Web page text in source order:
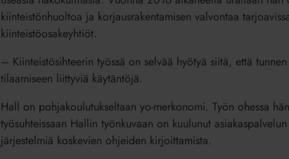
kiinteistönhuoltoa ja korjausrakentamisen valvontaa
kiinteistöosakeyhtiöt.
– Kiinteistösihteerin työssä on selvää hyötyä siitä, että
tilaamiseen liittyviä käytäntöjä.
Hall on pohjakoulutukseltaan yo-merkonomi. Työn ohessa
työsuhteissaan Hallin työnkuvaan on kuulunut
järjestelmiä koskevien ohjeiden kirjoittamista.